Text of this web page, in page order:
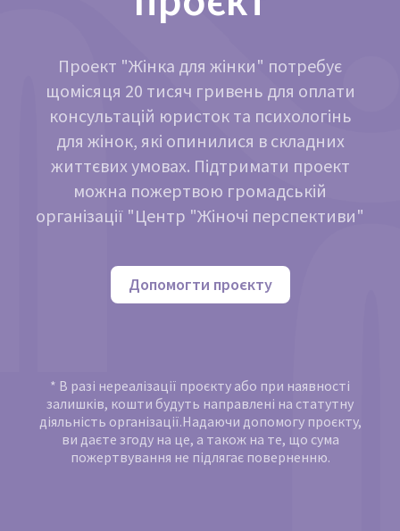
Проект "Жінка для жінки" потребує
щомісяця 20 тисяч гривень для оплати
консультацій юристок та психологінь
для жінок, які опинилися в складних
життєвих умовах. Підтримати проект
можна пожертвою громадській
організації "Центр "Жіночі перспективи"
Допомогти проєкту
* В разі нереалізації проєкту або при наявності
залишків, кошти будуть направлені на статутну
діяльність організації.Надаючи допомогу проєкту,
ви даєте згоду на це, а також на те, що сума
пожертвування не підлягає поверненню.